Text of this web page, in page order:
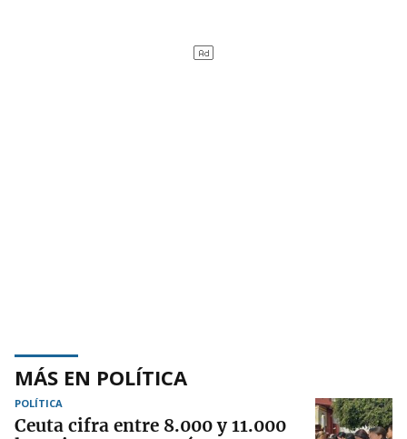
MÁS EN POLÍTICA
POLÍTICA
Ceuta cifra entre 8.000 y 11.000